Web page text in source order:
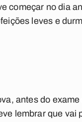
começar no dia
leves e
antes do
lembrar que vai